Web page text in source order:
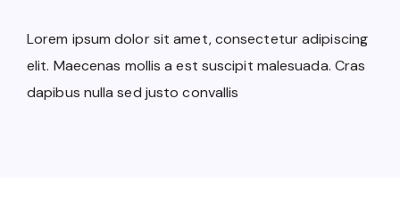
Lorem ipsum dolor sit amet, consectetur adipiscing
elit. Maecenas mollis a est suscipit malesuada. Cras
dapibus nulla sed justo convallis